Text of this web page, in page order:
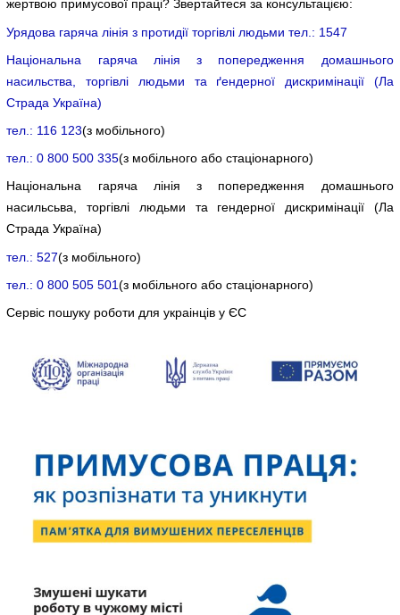
жертвою примусової праці? Звертайтеся за консультацією:
Урядова гаряча лінія з протидії торгівлі людьми тел.: 1547
Національна гаряча лінія з попередження домашнього
насильства, торгівлі людьми та ґендерної дискримінації (Ла
Страда Україна)
тел.: 116 123(з мобільного)
тел.: 0 800 500 335(з мобільного або стаціонарного)
Національна гаряча лінія з попередження домашнього
насильсьва, торгівлі людьми та гендерної дискримінації (Ла
Страда Україна)
тел.: 527(з мобільного)
тел.: 0 800 505 501(з мобільного або стаціонарного)
Сервіс пошуку роботи для украінців у ЄС